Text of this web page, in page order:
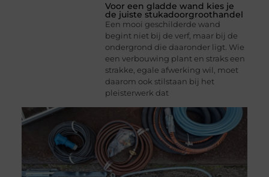
Voor een gladde wand kies je
de juiste stukadoorgroothandel
Een mooi geschilderde wand
begint niet bij de verf, maar bij de
ondergrond die daaronder ligt. Wie
een verbouwing plant en straks een
strakke, egale afwerking wil, moet
daarom ook stilstaan bij het
pleisterwerk dat